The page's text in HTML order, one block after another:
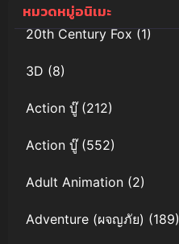
หมวดหมู่อนิเมะ
20th Century Fox(1)
3D (8)
Action บู๊(212)
Action บู๊(552)
Adult Animation (2)
Adventure (ผจญภัย) (189)